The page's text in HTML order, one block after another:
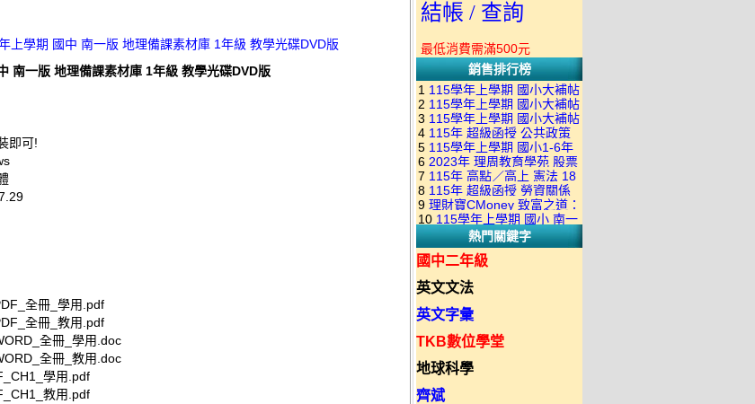
上學期 國中 南一版 地理備課素材庫 1年級 教學光碟DVD版
南一版 地理備課素材庫 1年級 教學光碟DVD版
即可!
全冊_學用.pdf
全冊_教用.pdf
全冊_學用.doc
全冊_教用.doc
學用.pdf
教用.pdf
結帳 / 查詢
最低消費需滿500元
銷售排行榜
1 115學年上學期 國小大補帖
南一版 國語+數學+社會+生活
+自然 1-6年級 教學光碟DVD
版(3DVD)
2 115學年上學期 國小大補帖
康軒版 國語+數學+社會+生活
+自然 1-6年級 教學光碟DVD
版(3DVD)
3 115學年上學期 國小大補帖
翰林版 國語+數學+社會+生活
+自然 1-6年級 教學光碟DVD
版(3DVD)
4 115年 超級函授 公共政策
22堂課+總複習 張楚老師 含
PDF講義 函授DVD(9DVD)
5 115學年上學期 國小1-6年
級 習作解答(含康軒.南一.翰林
全版本.全科目)合輯版 DVD版
6 2023年 理周教育學苑 股票
當沖煉金術 主講：朱家泓 國
語發音 DVD版
7 115年 高點／高上 憲法 18
堂課 宗台大老師 含PDF講義
函授DVD(8DVD)【適用於律
師司法考試】
8 115年 超級函授 勞資關係
概要 11堂課+總複習 陸川老
師 含PDF講義 函授
DVD(5DVD)
9 理財寶CMoney 致富之道：
上班族飆股攻略班 主講：朱
家泓+林穎 國語發音 DVD版
10 115學年上學期 國小 南一
版 教師手冊(全年級、全領域)
教學光碟DVD版
熱門關鍵字
國中二年級
英文文法
英文字彙
TKB數位學堂
地球科學
齊斌